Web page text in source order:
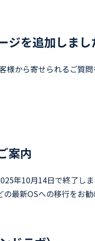
ジを追加しまし
様から寄せられるご質
案内
年10月14日で終了し
最新OSへの移行をお